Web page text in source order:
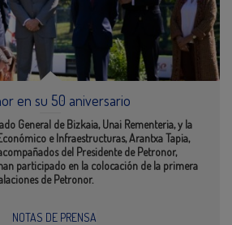
en su 50 aniversario
General de Bizkaia, Unai Rementeria, y la
e Infraestructuras, Arantxa Tapia,
del Presidente de Petronor,
participado en la colocación de la primera
de Petronor.
NOTAS DE PRENSA